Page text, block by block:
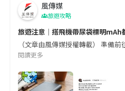
風傳媒
旅遊攻略
旅遊注意｜搭飛機帶尿袋標明
（文章由風傳媒授權轉載） 準備
閱讀更多